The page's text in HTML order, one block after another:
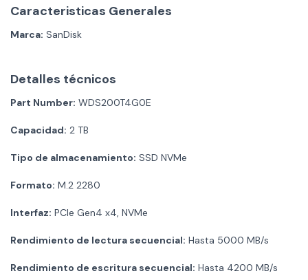
Caracteristicas Generales
Marca: SanDisk
Detalles técnicos
Part Number: WDS200T4G0E
Capacidad: 2 TB
Tipo de almacenamiento: SSD NVMe
Formato: M.2 2280
Interfaz: PCIe Gen4 x4, NVMe
Rendimiento de lectura secuencial: Hasta 5000 MB/s
Rendimiento de escritura secuencial: Hasta 4200 MB/s